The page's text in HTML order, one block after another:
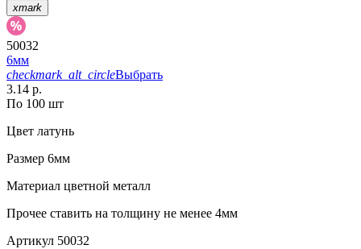
xmark
50032
6мм
checkmark_alt_circleВыбрать
3.14 р.
По 100 шт
Цвет латунь
Размер 6мм
Материал цветной металл
Прочее ставить на толщину не менее 4мм
Артикул 50032